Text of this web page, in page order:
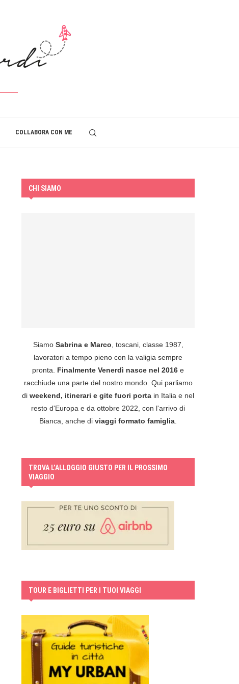
COLLABORA CON ME
CHI SIAMO
Siamo Sabrina e Marco , toscani, classe 1987,
lavoratori a tempo pieno con la valigia sempre
pronta. Finalmente Venerdì nasce nel 2016 e
racchiude una parte del nostro mondo. Qui parliamo
di weekend, itinerari e gite fuori porta in Italia e nel
resto d'Europa e da ottobre 2022, con l'arrivo di
Bianca, anche di viaggi formato famiglia
TROVA L’ALLOGGIO GIUSTO PER IL PROSSIMO
VIAGGIO
TOUR E BIGLIETTI PER I TUOI VIAGGI